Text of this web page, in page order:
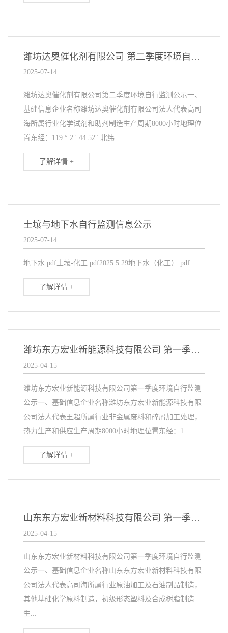
潍坊达奥催化剂有限公司 第二季度环境自行监测公示
2025-07-14
潍坊达奥催化剂有限公司第二季度环境自行监测公示一、
基础信息企业名称潍坊达奥催化剂有限公司法人代表高司
海所属行业化学试剂和助剂制造生产周期8000小时地理位
置东经：119 ° 2 ′ 44.52″ 北纬...
了解详情 +
土壤与地下水自行监测信息公示
2025-07-14
地下水.pdf土壤-化工.pdf2025.5.29地下水（化工）.pdf
了解详情 +
潍坊东方宏业新能源科技有限公司 第一季度环境自行监测公示
2025-04-15
潍坊东方宏业新能源科技有限公司第一季度环境自行监测
公示一、基础信息企业名称潍坊东方宏业新能源科技有限
公司法人代表王超所属行业非金属废料和碎屑加工处理，
热力生产和供应生产周期8000小时地理位置东经：1...
了解详情 +
山东东方宏业新材料科技有限公司 第一季度环境自行监测公示
2025-04-15
山东东方宏业新材料科技有限公司第一季度环境自行监测
公示一、基础信息企业名称山东东方宏业新材料科技有限
公司法人代表高司海所属行业原油加工及石油制品制造，
其他基础化学原料制造，初级形态塑料及合成树脂制造
生...